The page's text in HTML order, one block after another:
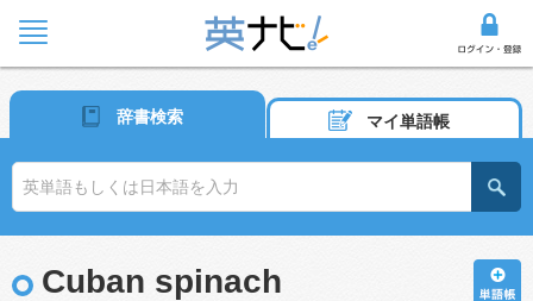
辞書検索 マイ単語帳
Cuban spinach